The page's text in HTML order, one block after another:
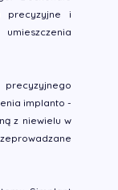
precyzyjne i
implanto -
z niewielu w